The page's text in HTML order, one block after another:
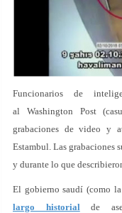
Funcionarios de
al Washington Post
grabaciones de video y
Estambul. Las grabaciones
y durante lo que
El gobierno saudí (como
largo historial de